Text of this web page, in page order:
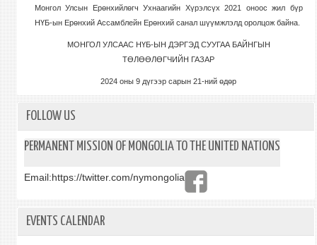
Монгол Улсын Ерөнхийлөгч Ухнаагийн Хүрэлсүх 2021 оноос жил бүр
НҮБ-ын Ерөнхий Ассамблейн Ерөнхий санал шүүмжлэлд оролцож байна.
МОНГОЛ УЛСААС НҮБ-ЫН ДЭРГЭД СУУГАА БАЙНГЫН
ТӨЛӨӨЛӨГЧИЙН ГАЗАР
2024 оны 9 дүгээр сарын 21-ний өдөр
FOLLOW US
PERMANENT MISSION OF MONGOLIA TO THE UNITED NATIONS
Email:https://twitter.com/nymongolia
EVENTS CALENDAR